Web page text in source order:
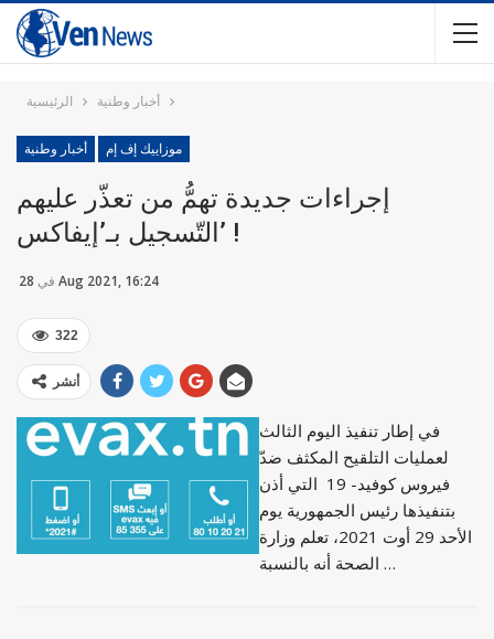
الرئيسية أخبار وطنية
أخبار وطنية موزاييك إف إم
إجراءات جديدة تهمُّ من تعذّر عليهم
التّسجيل بـ’إيفاكس’ !
في 28 Aug 2021, 16:24
322
أنشر
في إطار تنفيذ اليوم الثالث
لعمليات التلقيح المكثف ضدّ
فيروس كوفيد- 19 التي أذن
بتنفيذها رئيس الجمهورية يوم
الأحد 29 أوت 2021، تعلم وزارة
الصحة أنه بالنسبة …